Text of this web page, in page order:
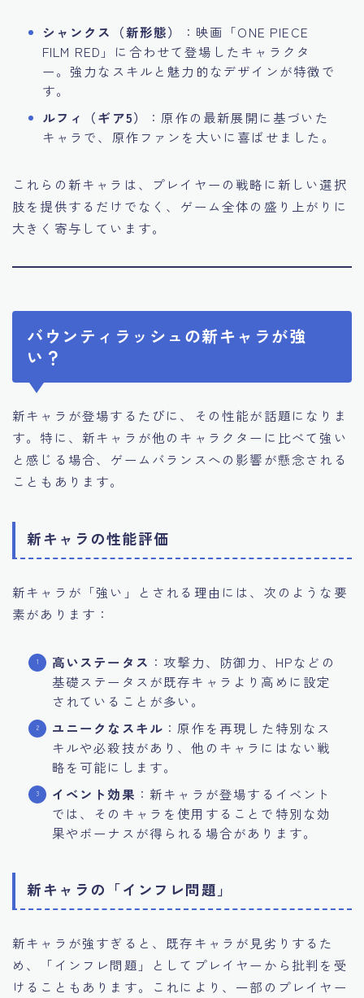
シャンクス（新形態）
：映画「ONE PIECE
FILM RED」に合わせて登場したキャラクタ
ー。強力なスキルと魅力的なデザインが特徴で
す。
ルフィ（ギア5）
：原作の最新展開に基づいた
キャラで、原作ファンを大いに喜ばせました。
これらの新キャラは、プレイヤーの戦略に新しい選択
肢を提供するだけでなく、ゲーム全体の盛り上がりに
大きく寄与しています。
バウンティラッシュの新キャラが強
い？
新キャラが登場するたびに、その性能が話題になりま
す。特に、新キャラが他のキャラクターに比べて強い
と感じる場合、ゲームバランスへの影響が懸念される
こともあります。
新キャラの性能評価
新キャラが「強い」とされる理由には、次のような要
素があります：
高いステータス ：攻撃力、防御力、HPなどの
基礎ステータスが既存キャラより高めに設定
されていることが多い。
ユニークなスキル ：原作を再現した特別なス
キルや必殺技があり、他のキャラにはない戦
略を可能にします。
イベント効果 ：新キャラが登場するイベント
では、そのキャラを使用することで特別な効
果やボーナスが得られる場合があります。
新キャラの「インフレ問題」
新キャラが強すぎると、既存キャラが見劣りするた
め、「インフレ問題」としてプレイヤーから批判を受
けることもあります。これにより、一部のプレイヤー